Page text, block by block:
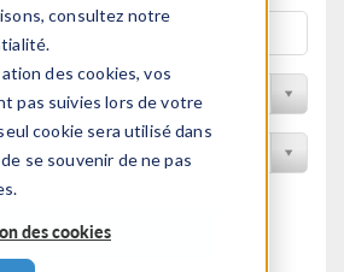
consultez notre
des cookies, vos
pas suivies lors de votre
cookie sera utilisé dans
se souvenir de ne pas
des cookies
Filtrer